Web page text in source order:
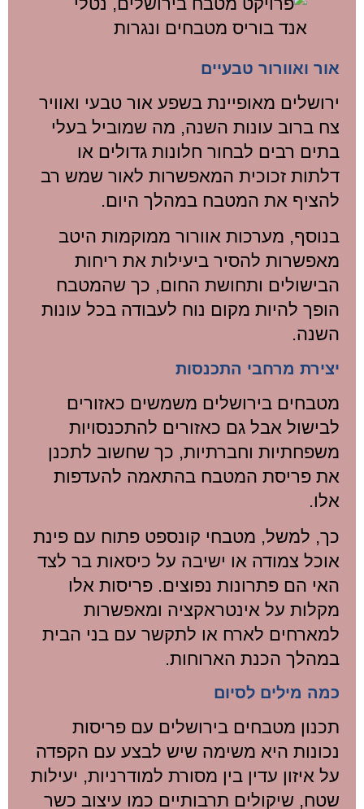
אור ואוורור טבעיים
ירושלים מאופיינת בשפע אור טבעי ואוויר
צח ברוב עונות השנה, מה שמוביל בעלי
בתים רבים לבחור חלונות גדולים או
דלתות זכוכית המאפשרות לאור שמש רב
להציף את המטבח במהלך היום.
בנוסף, מערכות אוורור ממוקמות היטב
מאפשרות להסיר ביעילות את ריחות
הבישולים ותחושת החום, כך שהמטבח
הופך להיות מקום נוח לעבודה בכל עונות
השנה.
יצירת מרחבי התכנסות
מטבחים בירושלים משמשים כאזורים
לבישול אבל גם כאזורים להתכנסויות
משפחתיות וחברתיות, כך שחשוב לתכנן
את פריסת המטבח בהתאמה להעדפות
אלו.
כך, למשל, מטבחי קונספט פתוח עם פינת
אוכל צמודה או ישיבה על כיסאות בר לצד
האי הם פתרונות נפוצים. פריסות אלו
מקלות על אינטראקציה ומאפשרות
למארחים לארח או לתקשר עם בני הבית
במהלך הכנת הארוחות.
כמה מילים לסיום
תכנון מטבחים בירושלים עם פריסות
נכונות היא משימה שיש לבצע עם הקפדה
על איזון עדין בין מסורת למודרניות, יעילות
שטח, שיקולים תרבותיים כמו עיצוב כשר